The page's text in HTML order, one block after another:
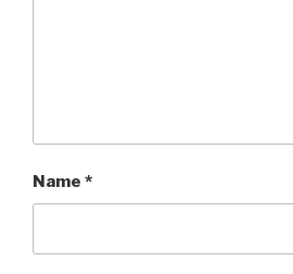
Name *